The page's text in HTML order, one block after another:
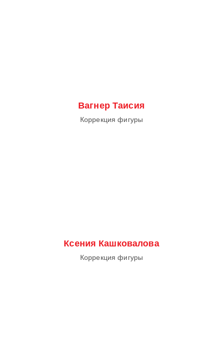
Вагнер Таисия
Коррекция фигуры
Ксения Кашковалова
Коррекция фигуры